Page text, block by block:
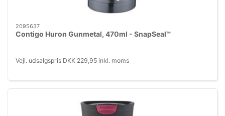
2095637
Contigo Huron Gunmetal, 470ml - SnapSeal™
Vejl. udsalgspris DKK 229,95 inkl. moms